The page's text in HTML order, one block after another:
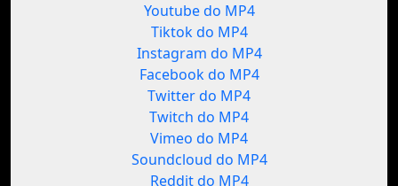
Youtube do MP4
Tiktok do MP4
Instagram do MP4
Facebook do MP4
Twitter do MP4
Twitch do MP4
Vimeo do MP4
Soundcloud do MP4
Reddit do MP4